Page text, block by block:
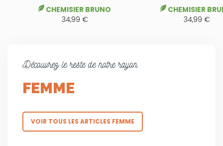
CHEMISIER BRUNO
34,99 €
CHEMISIER
34,99 €
Découvrez le reste de notre rayon
FEMME
VOIR TOUS LES ARTICLES FEMME